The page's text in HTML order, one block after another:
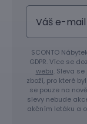
SCONTO
GDPR. Více se
webu. Sleva
zboží, pro které
se pouze na
slevy nebude
akčním letáku a